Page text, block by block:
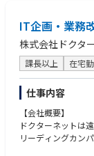
ず、事業や業務の
■ISMS・PMSの推
・方針、規程、手
・対象となる情報
・リスク対応計画
・各部門における管
・内部監査、内部
・マネジメントレ
・教育・啓発施策の
【求める人物像】
■統制を目的化せ
規程やチェック項
スクを、なぜ、ど
向上につながる仕
■組織の壁を越えて
IT統制・情報セキ
開発、インフラ、
を説明し、一方的
IT企画・業務
株式会社ドクタ
課長以上 在宅
仕事内容
【会社概要】
ドクターネットは
リーディングカンパ